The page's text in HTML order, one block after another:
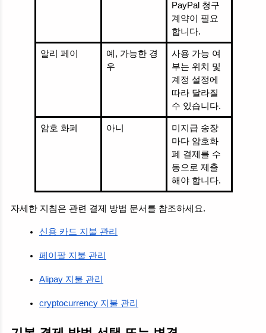
PayPal 청구
계약이 필요
합니다.
알리 페이
예, 가능한 경
우
사용 가능 여
부는 위치 및
계정 설정에
따라 달라질
수 있습니다.
암호 화폐 아니
미지급 송장
마다 암호화
폐 결제를 수
동으로 제출
해야 합니다.
자세한 지침은 관련 결제 방법 문서를 참조하세요.
신용 카드 지불 관리
페이팔 지불 관리
Alipay 지불 관리
cryptocurrency 지불 관리